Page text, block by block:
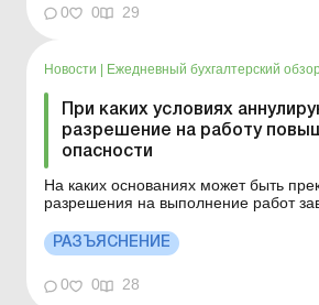
соответствующего регламенту,
требования к радиооборудованию.
начисляет и когда уплачивать Пр...
0 0 29
Новости Ежедневный бухгалтерский
При каких условиях
разрешение на работу
опасности
На каких основаниях может быть
разрешения на выполнение работ
устройств, оборудования
Больше по теме: Как проводится идентификация
разрешение на выполнение р...
РАЗЪЯСНЕНИЕ
0 0 28